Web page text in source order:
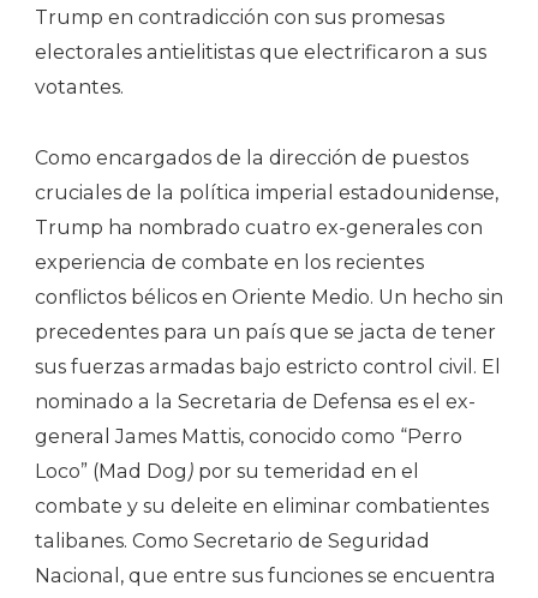
Trump en contradicción con sus promesas
electorales antielitistas que electrificaron a sus
votantes.
Como encargados de la dirección de puestos
cruciales de la política imperial estadounidense,
Trump ha nombrado cuatro ex-generales con
experiencia de combate en los recientes
conflictos bélicos en Oriente Medio. Un hecho sin
precedentes para un país que se jacta de tener
sus fuerzas armadas bajo estricto control civil. El
nominado a la Secretaria de Defensa es el ex-
general James Mattis, conocido como “Perro
Loco” (Mad Dog) por su temeridad en el
combate y su deleite en eliminar combatientes
talibanes. Como Secretario de Seguridad
Nacional, que entre sus funciones se encuentra